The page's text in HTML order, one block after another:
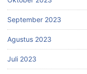
September 2023
Agustus 2023
Juli 2023